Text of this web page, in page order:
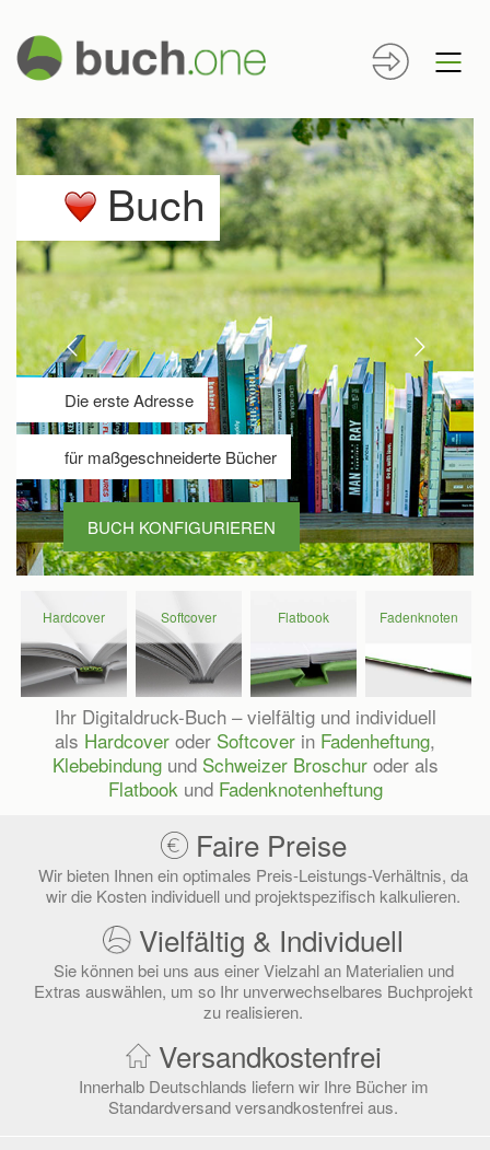
Buch
Die erste Adresse
für maßgeschneiderte Bücher
BUCH KONFIGURIEREN
Hard­cover
Buch
konfigurieren
Soft­cover
Buch
konfigurieren
Flat­book
Buch
konfigurieren
Faden­knoten
Buch
konfigurieren
Ihr Digitaldruck-Buch – vielfältig und individuell
als Hardcover oder Softcover in Fadenheftung,
Klebebindungund Schweizer Broschuroder als
Flatbookund Fadenknotenheftung
Faire Preise
Wir bieten Ihnen ein optimales Preis-Leistungs-Verhältnis, da
wir die Kosten individuell und projektspezifisch kalkulieren.
Vielfältig & Individuell
Sie können bei uns aus einer Vielzahl an Materialien und
Extras auswählen, um so Ihr unverwechselbares Buchprojekt
zu realisieren.
Versandkostenfrei
Innerhalb Deutschlands liefern wir Ihre Bücher im
Standardversand versandkostenfrei aus.